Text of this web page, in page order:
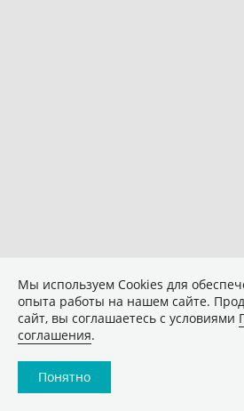
Мы используем Сookies для
опыта работы на нашем сайте.
сайт, вы соглашаетесь с условиями
соглашения.
Понятно